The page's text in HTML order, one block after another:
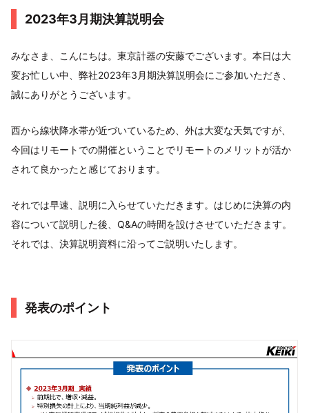
2023年3月期決算説明会
みなさま、こんにちは。東京計器の安藤でございます。本日は大
変お忙しい中、弊社2023年3月期決算説明会にご参加いただき、
誠にありがとうございます。
西から線状降水帯が近づいているため、外は大変な天気ですが、
今回はリモートでの開催ということでリモートのメリットが活か
されて良かったと感じております。
それでは早速、説明に入らせていただきます。はじめに決算の内
容について説明した後、Q&Aの時間を設けさせていただきます。
それでは、決算説明資料に沿ってご説明いたします。
発表のポイント